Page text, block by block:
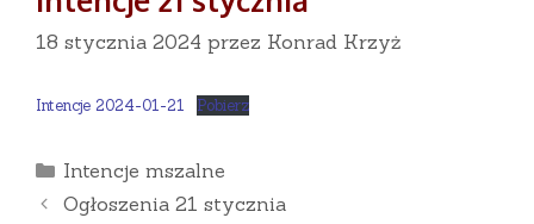
18 stycznia 2024 przez Konrad Krzyż
Intencje 2024-01-21 Pobierz
Kategorie
Intencje mszalne
Ogłoszenia 21 stycznia